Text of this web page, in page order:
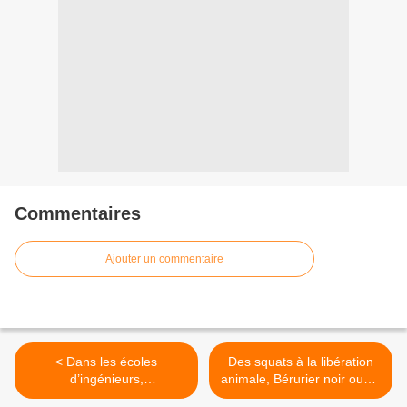
Commentaires
Ajouter un commentaire
< Dans les écoles
d’ingénieurs,
l’écoconception et la low
Des squats à la libération
animale, Bérurier noir ouvre
ses archives | Reporterre >